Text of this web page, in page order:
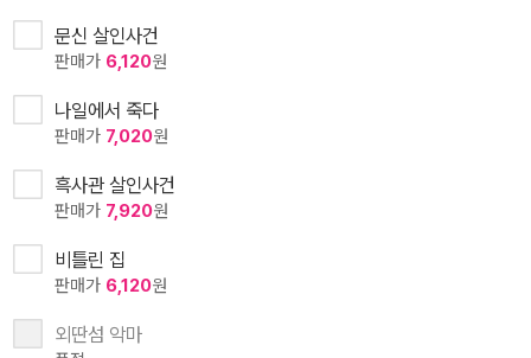
문신 살인사건
판매가 6,120원
나일에서 죽다
판매가 7,020원
흑사관 살인사건
판매가 7,920원
비틀린 집
판매가 6,120원
외딴섬 악마